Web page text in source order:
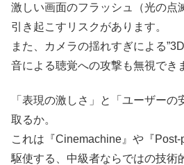
激しい画面のフラッシュ（光の点
引き起こすリスクがあります。
また、カメラの揺れすぎによる
音による聴覚への攻撃も無視でき
「表現の激しさ」と「ユーザーの
取るか。
これは『Cinemachine』や『
駆使する、中級者ならではの技術